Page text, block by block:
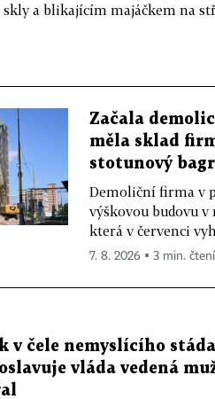
a blikajícím majáčkem na
Začala
měla sklad
stotunový bagr
Demoliční firma v
výškovou budovu
která v červenci
7. 8. 2026 ▪ 3 min. čtení
v čele nemyslícího
vláda vedená